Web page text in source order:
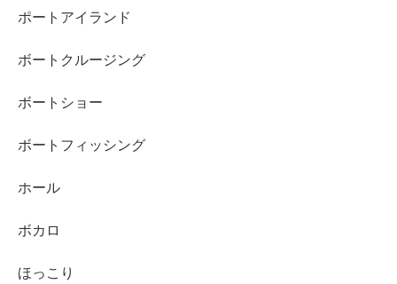
ポートアイランド
ボートクルージング
ボートショー
ボートフィッシング
ホール
ボカロ
ほっこり